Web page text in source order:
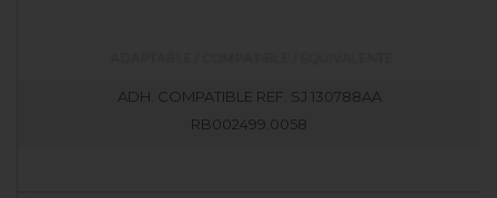
ADH. COMPATIBLE REF. SJ 130788AA
RB002499.0058